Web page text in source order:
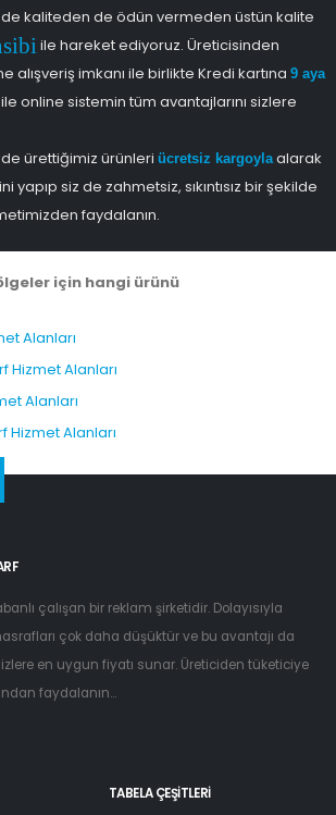
kaliteden de ödün vermeden üstün kalite
ile hareket ediyoruz. Üreticisinden
alışveriş imkanı ile birlikte Kredi kartına 9 aya
online sistemin tüm avantajlarını sizlere
ürettiğimiz ürünleri ücretsiz kargoylaalarak
siz de zahmetsiz, sıkıntısız bir şekilde
faydalanın.
için hangi ürünü
Alanları
Hizmet Alanları
Alanları
Hizmet Alanları
çalışan bir reklam şirketidir. Dolayısıyla
çok daha düşüktür ve bu avantajı da
en uygun fiyatı sunar. Üreticiden tüketiciye
faydalanın...
TABELA ÇEŞITLERI